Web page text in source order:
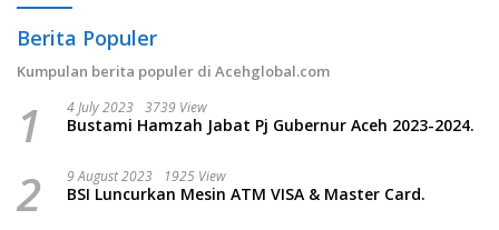
Berita Populer
Kumpulan berita populer di Acehglobal.com
1 4 July 2023 3739 View
Bustami Hamzah Jabat Pj Gubernur Aceh 2023-2024.
2 9 August 2023 1925 View
BSI Luncurkan Mesin ATM VISA & Master Card.